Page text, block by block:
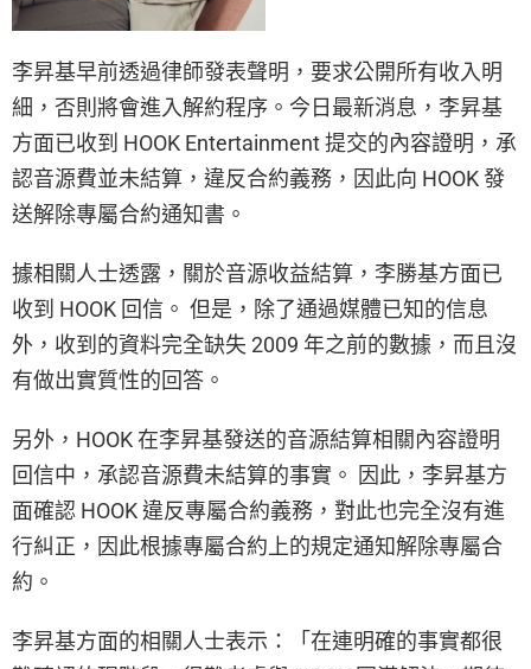
李昇基早前透過律師發表聲明，要求公開所有收入明
細，否則將會進入解約程序。今日最新消息，李昇基
方面已收到 HOOK Entertainment 提交的內容證明，承
認音源費並未結算，違反合約義務，因此向 HOOK 發
送解除專屬合約通知書。
據相關人士透露，關於音源收益結算，李勝基方面已
收到 HOOK 回信。 但是，除了通過媒體已知的信息
外，收到的資料完全缺失 2009 年之前的數據，而且沒
有做出實質性的回答。
另外，HOOK 在李昇基發送的音源結算相關內容證明
回信中，承認音源費未結算的事實。 因此，李昇基方
面確認 HOOK 違反專屬合約義務，對此也完全沒有進
行糾正，因此根據專屬合約上的規定通知解除專屬合
約。
李昇基方面的相關人士表示：「在連明確的事實都很